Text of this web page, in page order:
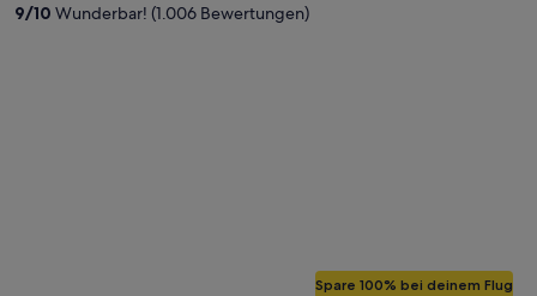
9/10 Wunderbar! (1.006 Bewertungen)
Spare 100% bei deinem Flug